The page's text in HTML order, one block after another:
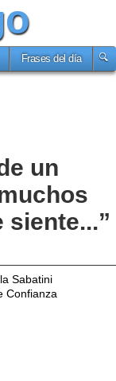
Frases del día
un
siente...”
Sabatini
Confianza